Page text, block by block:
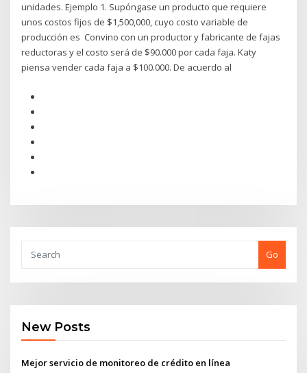
unidades. Ejemplo 1. Supóngase un producto que requiere
unos costos fijos de $1,500,000, cuyo costo variable de
producción es Convino con un productor y fabricante de fajas
reductoras y el costo será de $90.000 por cada faja. Katy
piensa vender cada faja a $100.000. De acuerdo al
Go
New Posts
Mejor servicio de monitoreo de crédito en línea